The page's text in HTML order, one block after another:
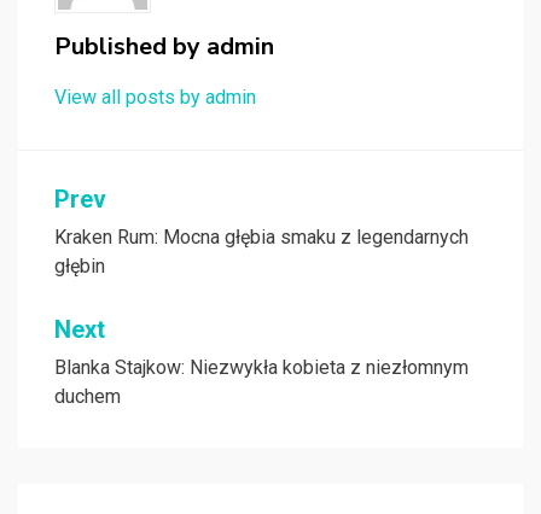
Published by admin
View all posts by admin
Nawigacja
wpisu
Prev
Kraken Rum: Mocna głębia smaku z legendarnych
głębin
Next
Blanka Stajkow: Niezwykła kobieta z niezłomnym
duchem